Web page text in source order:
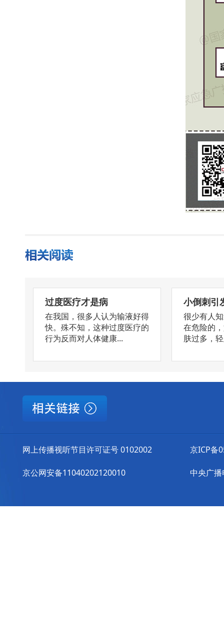
过度医疗才是病
在我国，很多人认为输液好得
快。殊不知，这种过度医疗的
行为反而对人体健康...
小倒刺引
很少有人
在危险的
肤过多，
网上传播视听节目许可证号 0102002
京公网安备11040202120010
京ICP备
中央广